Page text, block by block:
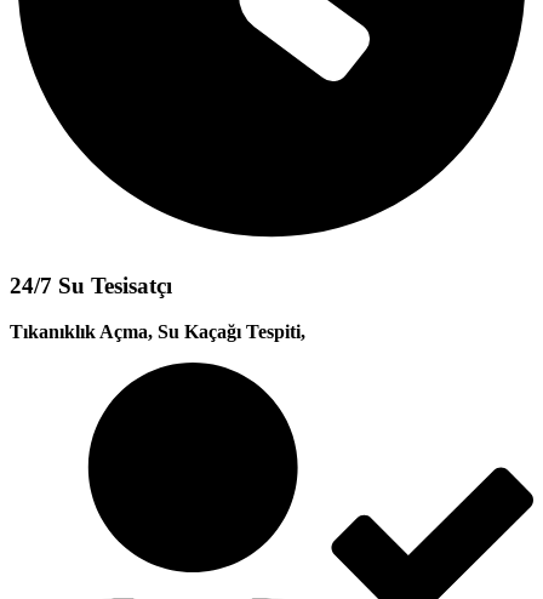
24/7 Su Tesisatçı
Tıkanıklık Açma, Su Kaçağı Tespiti,